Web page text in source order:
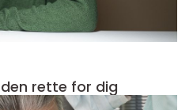
den rette for dig